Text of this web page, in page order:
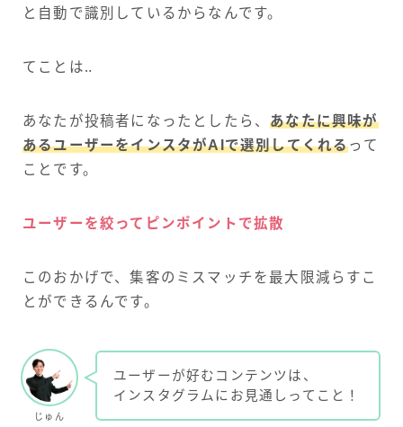
と自動で識別しているからなんです。
てことは‥
あなたが投稿者になったとしたら、あなたに興味が
あるユーザーをインスタがAIで選別してくれるって
ことです。
ユーザーを絞ってピンポイントで拡散
このおかげで、集客のミスマッチを最大限減らすこ
とができるんです。
じゅん
ユーザーが好むコンテンツは、
インスタグラムにお見通しってこと！